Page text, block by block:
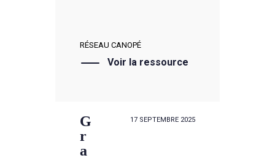
RÉSEAU CANOPÉ
Voir la ressource
17 SEPTEMBRE 2025
G
r
a